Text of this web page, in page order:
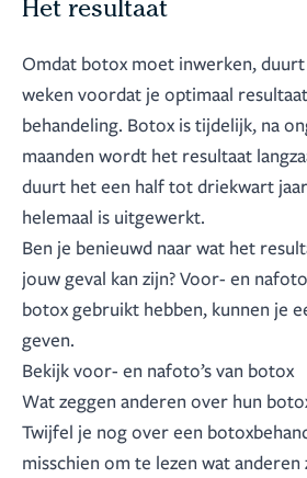
Het resultaat
Omdat botox moet inwerken,
weken voordat je optimaal
behandeling. Botox is tijdelijk, na
maanden wordt het resultaat
duurt het een half tot driekwart
helemaal is uitgewerkt.
Ben je benieuwd naar wat het
jouw geval kan zijn? Voor- en
botox gebruikt hebben, kunnen je
geven.
Bekijk voor- en nafoto’s van botox
Wat zeggen anderen over hun
Twijfel je nog over een
misschien om te lezen wat anderen